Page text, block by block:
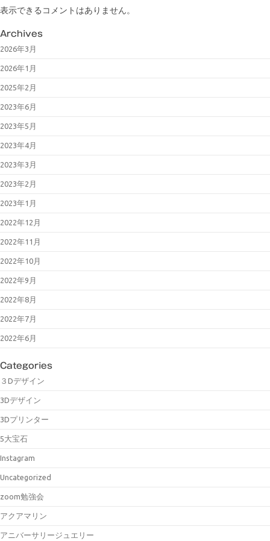
表示できるコメントはありません。
Archives
2026年3月
2026年1月
2025年2月
2023年6月
2023年5月
2023年4月
2023年3月
2023年2月
2023年1月
2022年12月
2022年11月
2022年10月
2022年9月
2022年8月
2022年7月
2022年6月
Categories
３Dデザイン
3Dデザイン
3Dプリンター
5大宝石
Instagram
Uncategorized
zoom勉強会
アクアマリン
アニバーサリージュエリー